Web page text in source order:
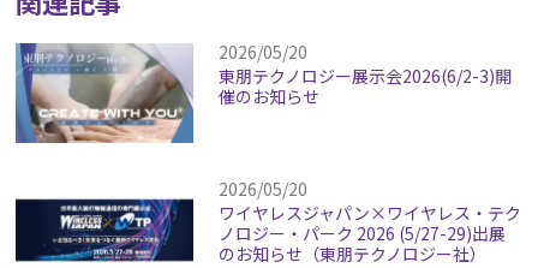
2026/05/20
東朋テクノロジー展示会2026(6/2-3)開
催のお知らせ
2026/05/20
ワイヤレスジャパン×ワイヤレス・テク
ノロジー・パーク 2026 (5/27-29)出展
のお知らせ（東朋テクノロジー社）